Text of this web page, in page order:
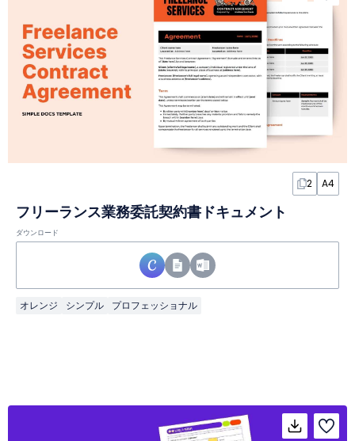
2 A4
フリーランス業務委託契約書ドキュメント
ダウンロード
オレンジ シンプル プロフェッショナル